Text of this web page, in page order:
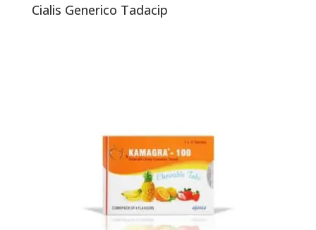
Cialis Generico Tadacip